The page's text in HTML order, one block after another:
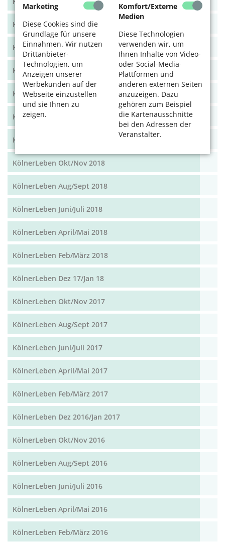
Marketing
Diese Cookies sind die
Grundlage für unsere
Einnahmen. Wir nutzen
Drittanbieter-
Technologien, um
Anzeigen unserer
Werbekunden auf der
Webseite einzustellen
und sie Ihnen zu
zeigen.
Komfort/Externe
Medien
Diese Technologien
verwenden wir, um
Ihnen Inhalte von Video-
oder Social-Media-
Plattformen und
anderen externen Seiten
anzuzeigen. Dazu
gehören zum Beispiel
die Kartenausschnitte
bei den Adressen der
Veranstalter.
KölnerLeben Okt/Nov 19
KölnerLeben Aug/Sept 2019
KölnerLeben Juni/Juli 2019
KölnerLeben April/Mai 2019
KölnerLeben Feb/März 2019
KölnerLeben Dez 18/Jan 19
KölnerLeben Okt/Nov 2018
KölnerLeben Aug/Sept 2018
KölnerLeben Juni/Juli 2018
KölnerLeben April/Mai 2018
KölnerLeben Feb/März 2018
KölnerLeben Dez 17/Jan 18
KölnerLeben Okt/Nov 2017
KölnerLeben Aug/Sept 2017
KölnerLeben Juni/Juli 2017
KölnerLeben April/Mai 2017
KölnerLeben Feb/März 2017
KölnerLeben Dez 2016/Jan 2017
KölnerLeben Okt/Nov 2016
KölnerLeben Aug/Sept 2016
KölnerLeben Juni/Juli 2016
KölnerLeben April/Mai 2016
KölnerLeben Feb/März 2016